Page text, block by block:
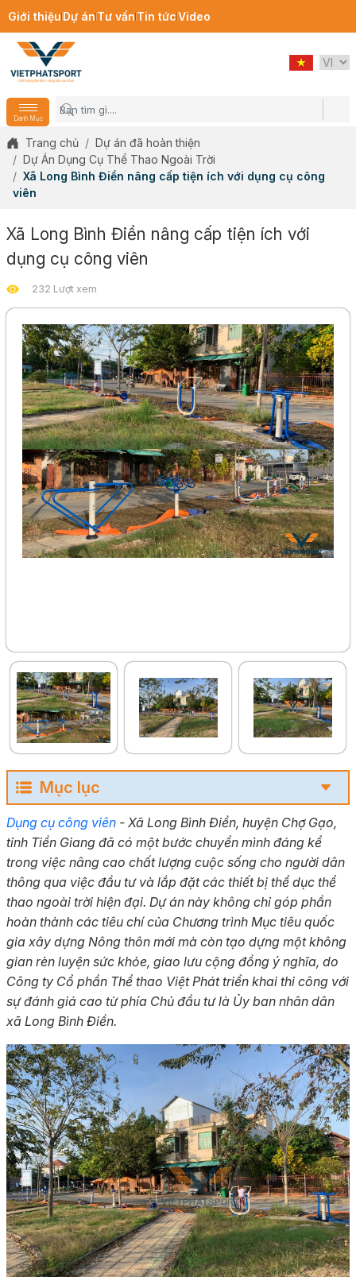
Giới thiệu Dự án Tư vấn Tin tứcVideo
Danh Mục
Trang chủ
Dự án đã hoàn thiện
Dự Án Dụng Cụ Thể Thao Ngoài Trời
Xã Long Bình Điền nâng cấp tiện ích với dụng cụ công
viên
Xã Long Bình Điền nâng cấp tiện ích với
dụng cụ công viên
232 Lượt xem
Mục lục
Dụng cụ công viên - Xã Long Bình Điền, huyện Chợ Gạo,
tỉnh Tiền Giang đã có một bước chuyển mình đáng kể
trong việc nâng cao chất lượng cuộc sống cho người dân
thông qua việc đầu tư và lắp đặt các thiết bị thể dục thể
thao ngoài trời hiện đại. Dự án này không chỉ góp phần
hoàn thành các tiêu chí của Chương trình Mục tiêu quốc
gia xây dựng Nông thôn mới mà còn tạo dựng một không
gian rèn luyện sức khỏe, giao lưu cộng đồng ý nghĩa, do
Công ty Cổ phần Thể thao Việt Phát triển khai thi công với
sự đánh giá cao từ phía Chủ đầu tư là Ủy ban nhân dân
xã Long Bình Điền.